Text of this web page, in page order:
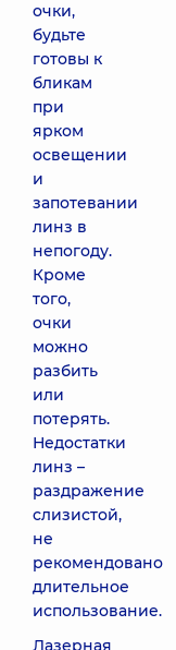
очки,
будьте
готовы к
бликам
при
ярком
освещении
и
запотевании
линз в
непогоду.
Кроме
того,
очки
можно
разбить
или
потерять.
Недостатки
линз –
раздражение
слизистой,
не
рекомендовано
длительное
использование.
Лазерная